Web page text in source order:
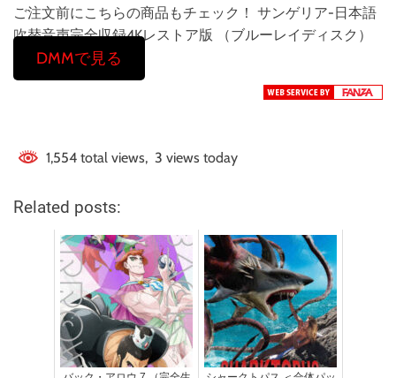
ご注文前にこちらの商品もチェック！ サンゲリア-日本語
吹替音声完全収録4Kレストア版 （ブルーレイディスク）
DMMで見る
1,554 total views, 3 views today
Related posts: